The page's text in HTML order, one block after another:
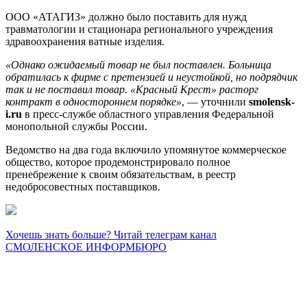
ООО «АТАГИЗ» должно было поставить для нужд
травматологии и стационара регионального учреждения
здравоохранения ватные изделия.
«Однако ожидаемый товар не был поставлен. Больница
обратилась к фирме с претензией и неустойкой, но подрядчик
так и не поставил товар. «Красный Крест» расторг
контракт в одностороннем порядке», — уточнили smolensk-
i.ru в пресс-службе областного управления Федеральной
монопольной службы России.
Ведомство на два года включило упомянутое коммерческое
общество, которое продемонстрировало полное
пренебрежение к своим обязательствам, в реестр
недобросовестных поставщиков.
Хочешь знать больше? Читай телеграм канал
СМОЛЕНСКОЕ ИНФОРМБЮРО